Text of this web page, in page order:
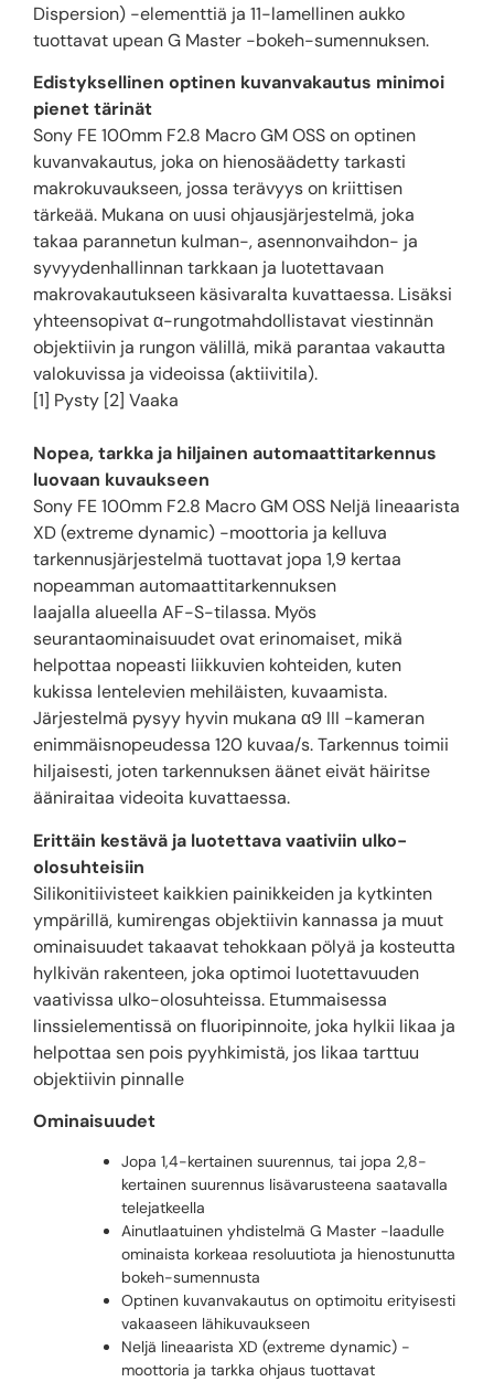
Dispersion) -elementtiä ja 11-lamellinen aukko
tuottavat upean G Master -bokeh-sumennuksen.
Edistyksellinen optinen kuvanvakautus minimoi
pienet tärinät
Sony FE 100mm F2.8 Macro GM OSS on optinen
kuvanvakautus, joka on hienosäädetty tarkasti
makrokuvaukseen, jossa terävyys on kriittisen
tärkeää. Mukana on uusi ohjausjärjestelmä, joka
takaa parannetun kulman-, asennonvaihdon- ja
syvyydenhallinnan tarkkaan ja luotettavaan
makrovakautukseen käsivaralta kuvattaessa. Lisäksi
yhteensopivat α-rungotmahdollistavat viestinnän
objektiivin ja rungon välillä, mikä parantaa vakautta
valokuvissa ja videoissa (aktiivitila).
[1] Pysty [2] Vaaka
Nopea, tarkka ja hiljainen automaattitarkennus
luovaan kuvaukseen
Sony FE 100mm F2.8 Macro GM OSS Neljä lineaarista
XD (extreme dynamic) -moottoria ja kelluva
tarkennusjärjestelmä tuottavat jopa 1,9 kertaa
nopeamman automaattitarkennuksen
laajalla alueella AF-S-tilassa. Myös
seurantaominaisuudet ovat erinomaiset, mikä
helpottaa nopeasti liikkuvien kohteiden, kuten
kukissa lentelevien mehiläisten, kuvaamista.
Järjestelmä pysyy hyvin mukana α9 III -kameran
enimmäisnopeudessa 120 kuvaa/s. Tarkennus toimii
hiljaisesti, joten tarkennuksen äänet eivät häiritse
ääniraitaa videoita kuvattaessa.
Erittäin kestävä ja luotettava vaativiin ulko-
olosuhteisiin
Silikonitiivisteet kaikkien painikkeiden ja kytkinten
ympärillä, kumirengas objektiivin kannassa ja muut
ominaisuudet takaavat tehokkaan pölyä ja kosteutta
hylkivän rakenteen, joka optimoi luotettavuuden
vaativissa ulko-olosuhteissa. Etummaisessa
linssielementissä on fluoripinnoite, joka hylkii likaa ja
helpottaa sen pois pyyhkimistä, jos likaa tarttuu
objektiivin pinnalle
Ominaisuudet
Jopa 1,4-kertainen suurennus, tai jopa 2,8-
kertainen suurennus lisävarusteena saatavalla
telejatkeella
Ainutlaatuinen yhdistelmä G Master -laadulle
ominaista korkeaa resoluutiota ja hienostunutta
bokeh-sumennusta
Optinen kuvanvakautus on optimoitu erityisesti
vakaaseen lähikuvaukseen
Neljä lineaarista XD (extreme dynamic) -
moottoria ja tarkka ohjaus tuottavat